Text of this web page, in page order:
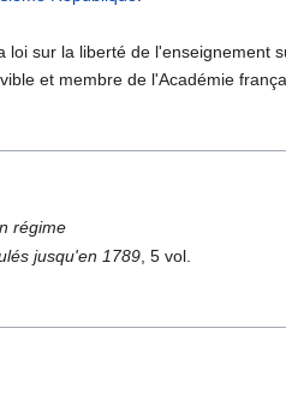
sur la liberté de l'enseignement
et membre de l'Académie
régime
jusqu'en 1789 , 5 vol.